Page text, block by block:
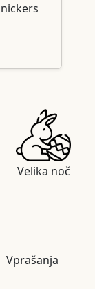
Velika noč
Vprašanja